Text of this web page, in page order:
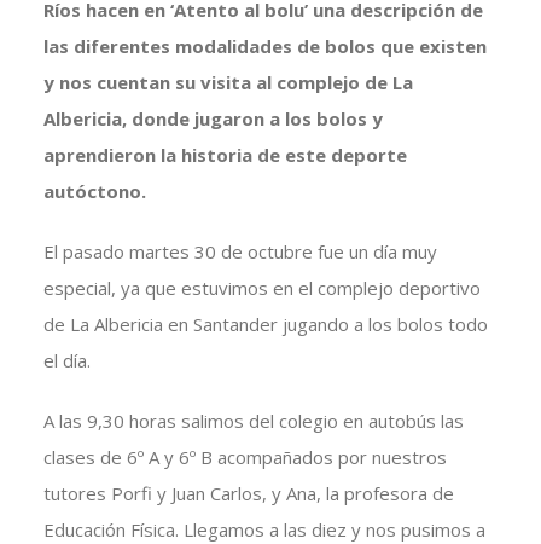
Ríos hacen en ‘Atento al bolu’ una descripción de
las diferentes modalidades de bolos que existen
y nos cuentan su visita al complejo de La
Albericia, donde jugaron a los bolos y
aprendieron la historia de este deporte
autóctono.
El pasado martes 30 de octubre fue un día muy
especial, ya que estuvimos en el complejo deportivo
de La Albericia en Santander jugando a los bolos todo
el día.
A las 9,30 horas salimos del colegio en autobús las
clases de 6º A y 6º B acompañados por nuestros
tutores Porfi y Juan Carlos, y Ana, la profesora de
Educación Física. Llegamos a las diez y nos pusimos a